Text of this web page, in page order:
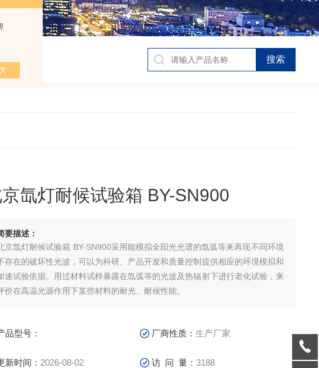
氙灯耐候试验箱 BY-SN900
要描述：
京氙灯耐候试验箱 BY-SN900采用能模拟全阳光光谱的氙弧等来再现不同环境
存在的破坏性光波，可以为科研、产品开发和质量控制提供相应的环境模拟和
速试验依据。用过材料试样暴露在氙弧等的光波及热辐射下进行老化试验，来
价在高温光源作用下某些材料的耐光、耐候性能。
品型号： 厂商性质：生产厂家
新时间： 2026-08-02 访 问 量：3188